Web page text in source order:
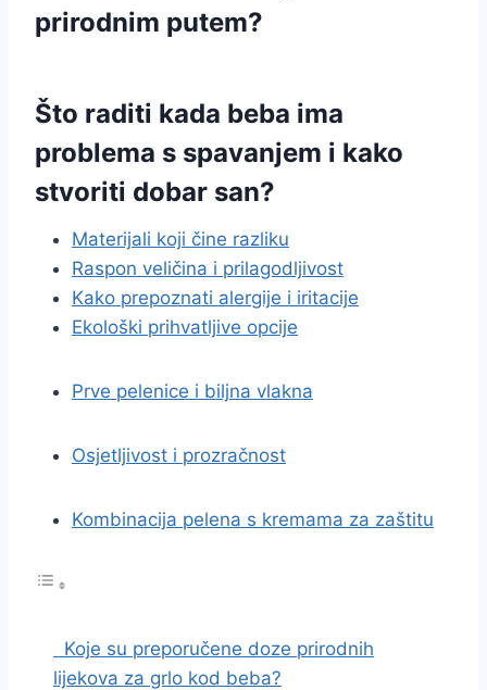
prirodnim putem?
Što raditi kada beba ima
problema s spavanjem i kako
stvoriti dobar san?
Materijali koji čine razliku
Raspon veličina i prilagodljivost
Kako prepoznati alergije i iritacije
Ekološki prihvatljive opcije
Prve pelenice i biljna vlakna
Osjetljivost i prozračnost
Kombinacija pelena s kremama za zaštitu
Koje su preporučene doze prirodnih
lijekova za grlo kod beba?